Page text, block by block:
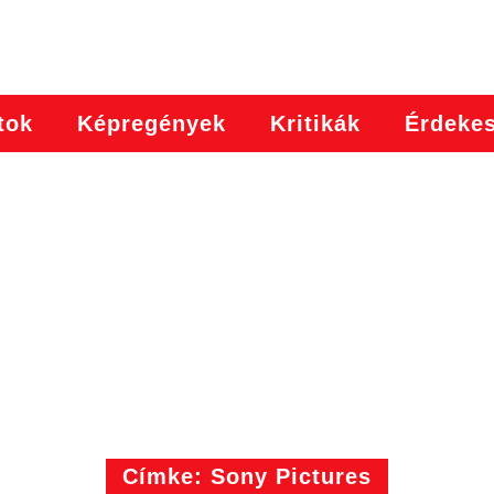
Képregények Kritikák
Címke: Sony Pictures